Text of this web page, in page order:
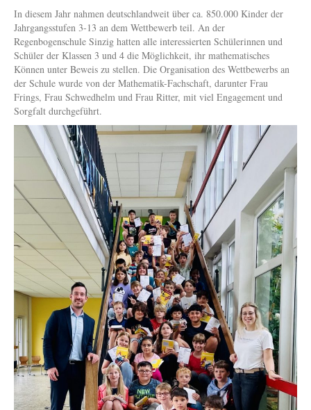
In diesem Jahr nahmen deutschlandweit über ca. 850.000 Kinder der
Jahrgangsstufen 3-13 an dem Wettbewerb teil. An der
Regenbogenschule Sinzig hatten alle interessierten Schülerinnen und
Schüler der Klassen 3 und 4 die Möglichkeit, ihr mathematisches
Können unter Beweis zu stellen. Die Organisation des Wettbewerbs an
der Schule wurde von der Mathematik-Fachschaft, darunter Frau
Frings, Frau Schwedhelm und Frau Ritter, mit viel Engagement und
Sorgfalt durchgeführt.